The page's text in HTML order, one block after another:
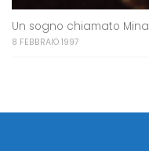
Un sogno chiamato Mina
8 FEBBRAIO 1997